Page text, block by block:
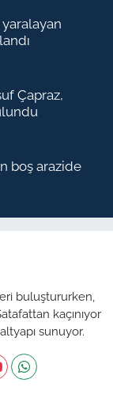
Çapraz,
boş arazide
buluştururken,
kaçınıyor
sunuyor.